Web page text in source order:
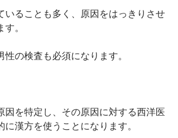
いることも多く、原因をはっきりさせ
。
の検査も必須になります。
因を特定し、その原因に対する西洋医
漢方を使うことになります。